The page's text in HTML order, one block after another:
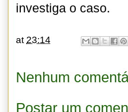
investiga o caso.
at 23:14
Nenhum
Postar um